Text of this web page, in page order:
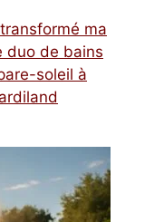
transformé ma
duo de bains
soleil à